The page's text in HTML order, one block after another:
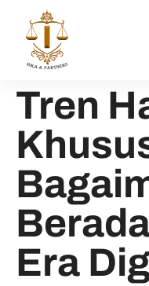
Tren
Era